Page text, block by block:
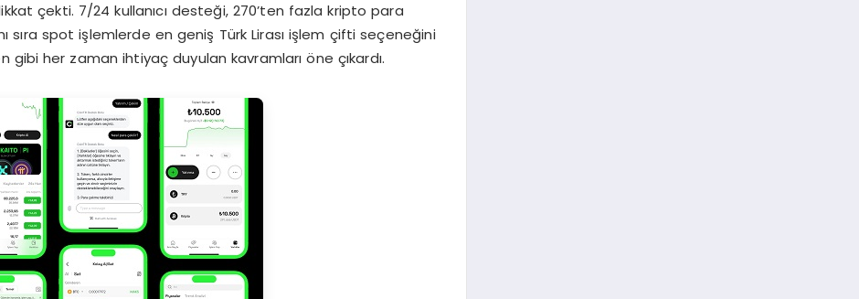
çekti. 7/24 kullanıcı desteği, 270’ten fazla kripto para
sıra spot işlemlerde en geniş Türk Lirası işlem çifti seçeneğini
her zaman ihtiyaç duyulan kavramları öne çıkardı.